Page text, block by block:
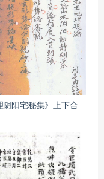
阴阳宅秘集》上下合